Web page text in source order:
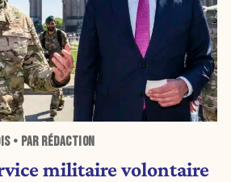
• PAR RÉDACTION
militaire volontaire